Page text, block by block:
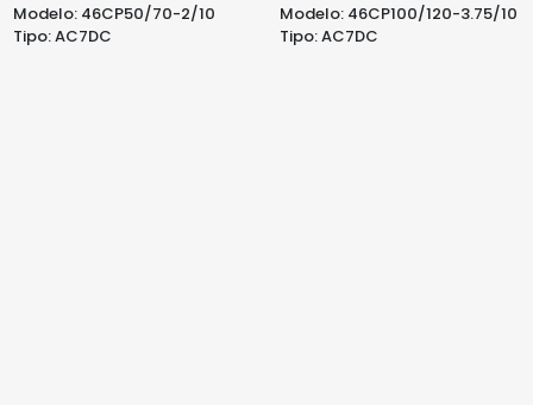
Modelo: 46CP50/70-2/10
Tipo:AC7DC
Modelo: 46CP100/120-3.75/10
Tipo:AC7DC